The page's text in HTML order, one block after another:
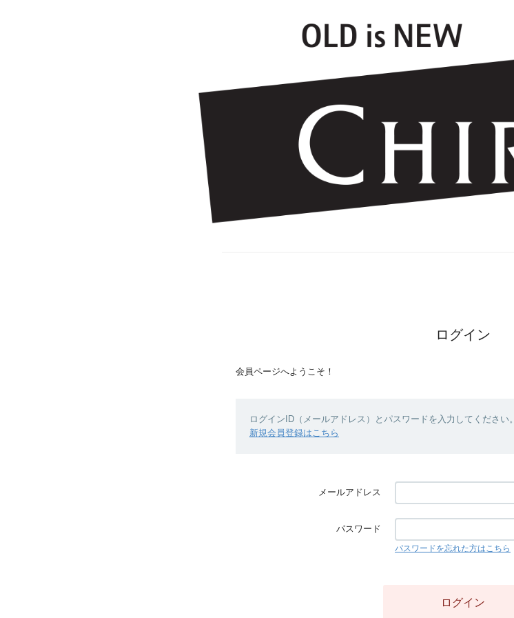
ログイン
会員ページへようこそ！
ログインID（メールアドレス）とパスワードを入力してください。
新規会員登録はこちら
メールアドレス
パスワード
パスワードを忘れた方はこちら